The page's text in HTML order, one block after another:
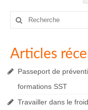
des
Rechercher
Articles
Passeport de
formations SST
Travailler dans le